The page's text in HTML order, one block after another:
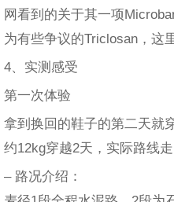
网看到的关于其一项
为有些争议的Triclosan，这
4、实测感受
第一次体验
拿到换回的鞋子的第二天就
约12kg穿越2天，实际路线走
– 路况介绍：